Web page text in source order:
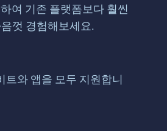
여 기존 플랫폼보다 훨씬
껏 경험해보세요.
트와 앱을 모두 지원합니